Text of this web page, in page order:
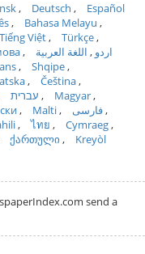
Deutsch
Español
Bahasa Melayu
Tiếng Việt
Türkçe
اردو
اللغة العربية
Shqipe
Čeština
עברית
Magyar
Malti
فارسی
ไทย
Cymraeg
ქართული
Kreyòl
send a